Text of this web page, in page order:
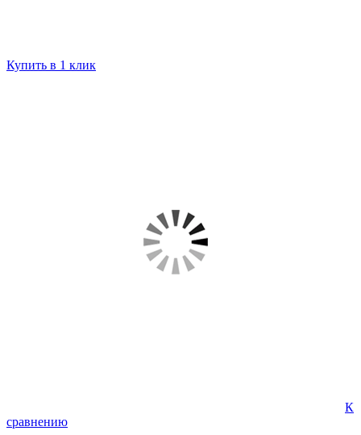
Купить в 1 клик
К
сравнению